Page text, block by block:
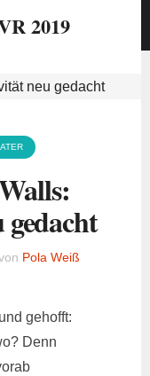
2019
Pola Weiß
gehofft:
Denn